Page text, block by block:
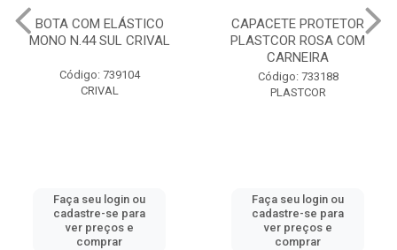
BOTA COM ELÁSTICO
MONO N.44 SUL CRIVAL
Código: 739104
CRIVAL
Faça seu login ou
cadastre-se para
ver preços e
comprar
CAPACETE PROTETOR
PLASTCOR ROSA COM
CARNEIRA
Código: 733188
PLASTCOR
Faça seu login ou
cadastre-se para
ver preços e
comprar